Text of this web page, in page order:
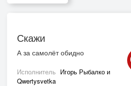
Скажи
А за самолёт обидно
Исполнитель Игорь Рыбалко и
Qwertysvetka